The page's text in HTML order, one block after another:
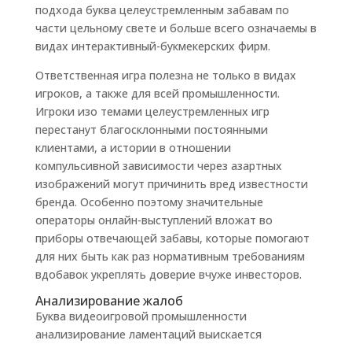
подхода буква целеустремленным забавам по
части цельному свете и больше всего означаемы в
видах интерактивный-букмекерских фирм.
Ответственная игра полезна не только в видах
игроков, а также для всей промышленности.
Игроки изо темами целеустремленных игр
перестанут благосклонными постоянными
клиентами, а истории в отношении
компульсивной зависимости через азартных
изображений могут причинить вред известности
бренда. Особенно поэтому значительные
операторы онлайн-выступлений вложат во
приборы отвечающей забавы, которые помогают
для них быть как раз нормативным требованиям
вдобавок укреплять доверие вчуже инвесторов.
Анализирование жалоб
Буква видеоигровой промышленности
анализирование ламентаций выискается